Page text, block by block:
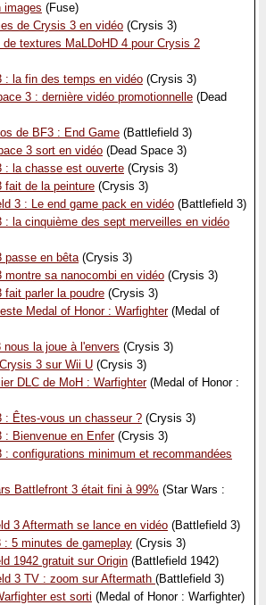
images (Fuse)
de Crysis 3 en vidéo (Crysis 3)
de textures MaLDoHD 4 pour Crysis 2
: la fin des temps en vidéo (Crysis 3)
3 : dernière vidéo promotionnelle (Dead
de BF3 : End Game (Battlefield 3)
3 sort en vidéo (Dead Space 3)
: la chasse est ouverte (Crysis 3)
fait de la peinture (Crysis 3)
3 : Le end game pack en vidéo (Battlefield 3)
: la cinquième des sept merveilles en vidéo
passe en bêta(Crysis 3)
montre sa nanocombi en vidéo (Crysis 3)
fait parler la poudre (Crysis 3)
Medal of Honor : Warfighter(Medal of
nous la joue à l'envers (Crysis 3)
3 sur Wii U (Crysis 3)
DLC de MoH : Warfighter(Medal of Honor :
: Êtes-vous un chasseur ? (Crysis 3)
: Bienvenue en Enfer(Crysis 3)
: configurations minimum et recommandées
Battlefront 3 était fini à 99% (Star Wars :
3 Aftermath se lance en vidéo (Battlefield 3)
: 5 minutes de gameplay (Crysis 3)
1942 gratuit sur Origin (Battlefield 1942)
3 TV : zoom sur Aftermath (Battlefield 3)
est sorti (Medal of Honor : Warfighter)